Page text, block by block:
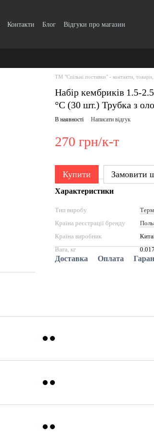
Контакти Блог
Відгуки про магазин
ТМ "Спільні поставки" - контакти,
Набір кембриків 1.5-
°C (30 шт.) Трубка з
В наявності Написати відгук
270 грн/к-т
Купити Замовити
Характеристики
Тип виробу
Країна реєстрації бренду
Країна виробник
Вага, кг
0.017
Доставка Оплата